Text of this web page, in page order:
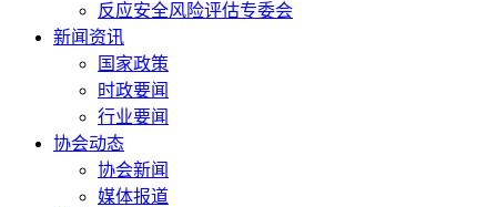
反应安全风险评估专委会
新闻资讯
国家政策
时政要闻
行业要闻
协会动态
协会新闻
媒体报道